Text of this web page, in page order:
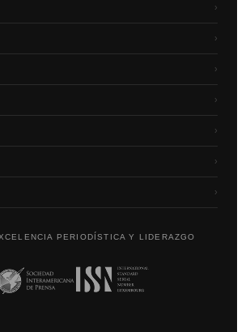
›
›
›
›
›
›
›
PERIODÍSTICA Y LIDERAZGO